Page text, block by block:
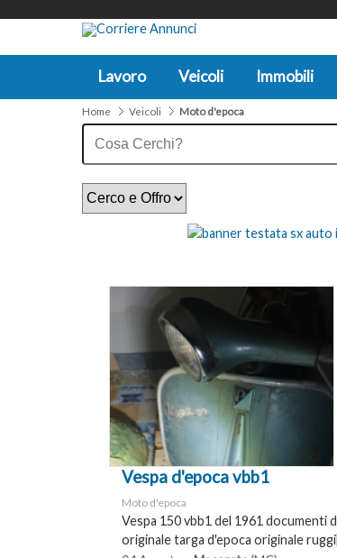
Lavoro Veicoli Immobili
Home Veicoli Moto d'epoca
Vespa d'epoca vbb1
Moto d'epoca
Vespa 150 vbb1 del 1961 documenti
originale targa d'epoca originale